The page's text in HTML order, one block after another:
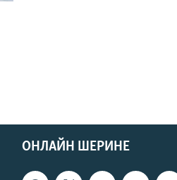
ОНЛАЙН ШЕРИНЕ